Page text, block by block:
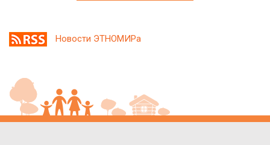
Новости ЭТНОМИРа